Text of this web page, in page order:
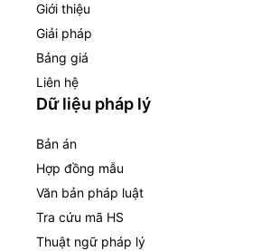
Giới thiệu
Giải pháp
Bảng giá
Liên hệ
Dữ liệu pháp lý
Bản án
Hợp đồng mẫu
Văn bản pháp luật
Tra cứu mã HS
Thuật ngữ pháp lý